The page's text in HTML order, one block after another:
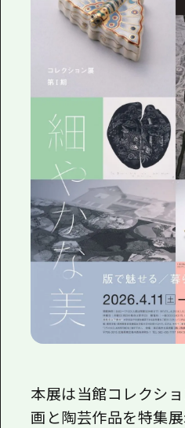
本展は当館コレクシ
画と陶芸作品を特集